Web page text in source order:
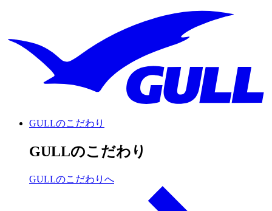
GULLのこだわり
GULLのこだわり
GULLのこだわりへ